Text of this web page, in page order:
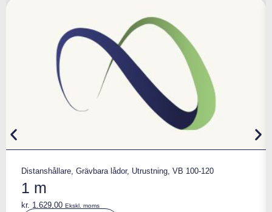
Distanshållare, Grävbara lådor, Utrustning, VB 100-120
1 m
kr. 1.629,00 Ekskl. moms